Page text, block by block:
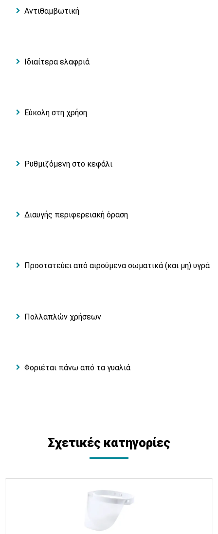
Αντιθαμβωτική
Ιδιαίτερα ελαφριά
Εύκολη στη χρήση
Ρυθμιζόμενη στο κεφάλι
Διαυγής περιφερειακή όραση
Προστατεύει από αιρούμενα σωματικά (και μη) υγρά
Πολλαπλών χρήσεων
Φοριέται πάνω από τα γυαλιά
Σχετικές κατηγορίες